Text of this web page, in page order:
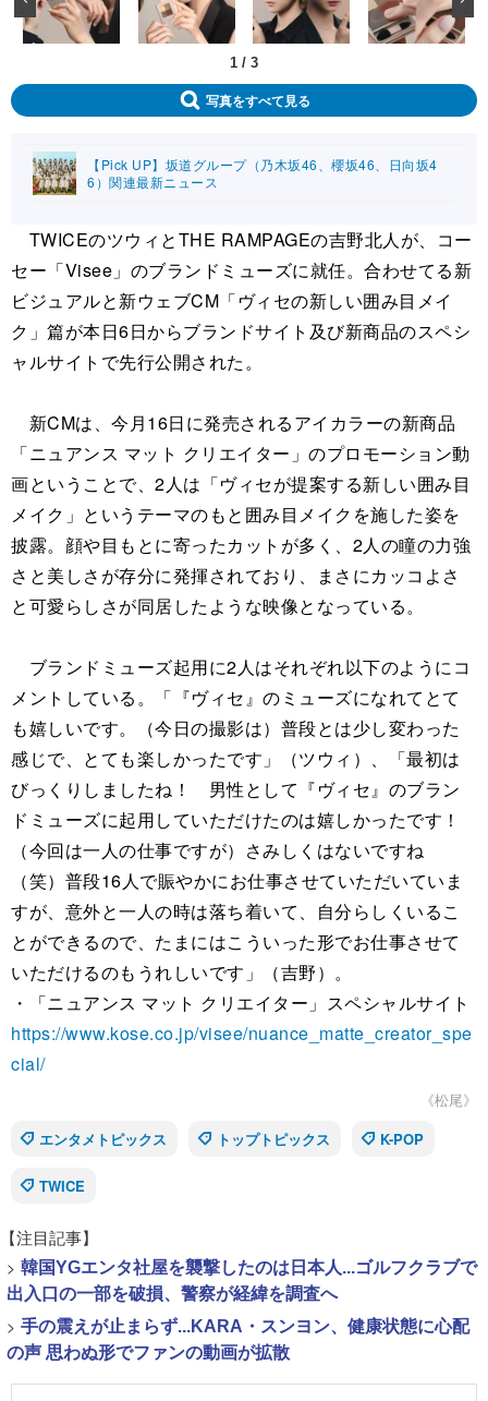
1 / 3
写真をすべて見る
【Pick UP】坂道グループ（乃木坂46、櫻坂46、日向坂4
6）関連最新ニュース
TWICEのツウィとTHE RAMPAGEの吉野北人が、コー
セー「Visee」のブランドミューズに就任。合わせてる新
ビジュアルと新ウェブCM「ヴィセの新しい囲み目メイ
ク」篇が本日6日からブランドサイト及び新商品のスペシ
ャルサイトで先行公開された。
新CMは、今月16日に発売されるアイカラーの新商品
「ニュアンス マット クリエイター」のプロモーション動
画ということで、2人は「ヴィセが提案する新しい囲み目
メイク」というテーマのもと囲み目メイクを施した姿を
披露。顔や目もとに寄ったカットが多く、2人の瞳の力強
さと美しさが存分に発揮されており、まさにカッコよさ
と可愛らしさが同居したような映像となっている。
ブランドミューズ起用に2人はそれぞれ以下のようにコ
メントしている。「『ヴィセ』のミューズになれてとて
も嬉しいです。（今日の撮影は）普段とは少し変わった
感じで、とても楽しかったです」（ツウィ）、「最初は
びっくりしましたね！ 男性として『ヴィセ』のブラン
ドミューズに起用していただけたのは嬉しかったです！
（今回は一人の仕事ですが）さみしくはないですね
（笑）普段16人で賑やかにお仕事させていただいていま
すが、意外と一人の時は落ち着いて、自分らしくいるこ
とができるので、たまにはこういった形でお仕事させて
いただけるのもうれしいです」（吉野）。
・「ニュアンス マット クリエイター」スペシャルサイト
https://www.kose.co.jp/visee/nuance_matte_creator_spe
cial/
《松尾》
エンタメトピックス
トップトピックス K-POP
TWICE
【注目記事】
> 韓国YGエンタ社屋を襲撃したのは日本人...ゴルフクラブで
出入口の一部を破損、警察が経緯を調査へ
> 手の震えが止まらず...KARA・スンヨン、健康状態に心配
の声 思わぬ形でファンの動画が拡散